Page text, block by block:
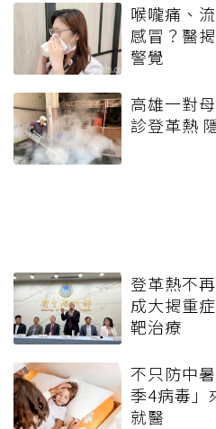
喉嚨痛、
感冒？醫
警覺
高雄一對
診登革熱
登革熱不
成大揭重
靶治療
不只防中
季4病毒」
就醫